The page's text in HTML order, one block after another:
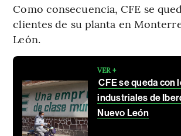
Como consecuencia, CFE se
clientes de su planta en
León.
VER +
CFE se queda con
industriales de
Nuevo León